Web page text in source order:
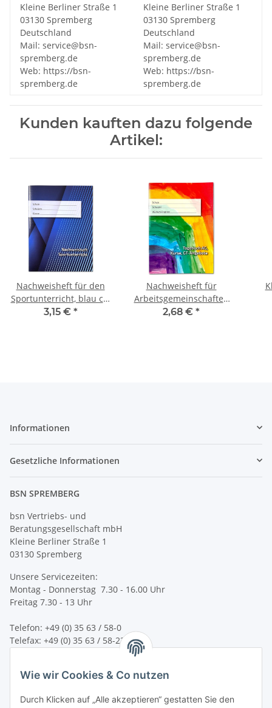
Kleine Berliner Straße 1
03130 Spremberg
Deutschland
Mail: service@bsn-
spremberg.de
Web: https://bsn-
spremberg.de
Kleine Berliner Straße 1
03130 Spremberg
Deutschland
Mail: service@bsn-
spremberg.de
Web: https://bsn-
spremberg.de
Kunden kauften dazu folgende
Artikel:
Nachweisheft für den
Sportunterricht, blau ca.
A5
3,15 € *
Nachweisheft für
Arbeitsgemeinschaften
(AG), Kurse und
2,68 € *
Informationen
Gesetzliche Informationen
BSN SPREMBERG
bsn Vertriebs- und
Beratungsgesellschaft mbH
Kleine Berliner Straße 1
03130 Spremberg
Unsere Servicezeiten:
Montag - Donnerstag 7.30 - 16.00 Uhr
Freitag 7.30 - 13 Uhr
Telefon: +49 (0) 35 63 / 58-0
Telefax: +49 (0) 35 63 / 58-231
service@bsn-spremberg.de
Wir versenden mit:
Wie wir Cookies & Co nutzen
Durch Klicken auf „Alle akzeptieren“ gestatten Sie den